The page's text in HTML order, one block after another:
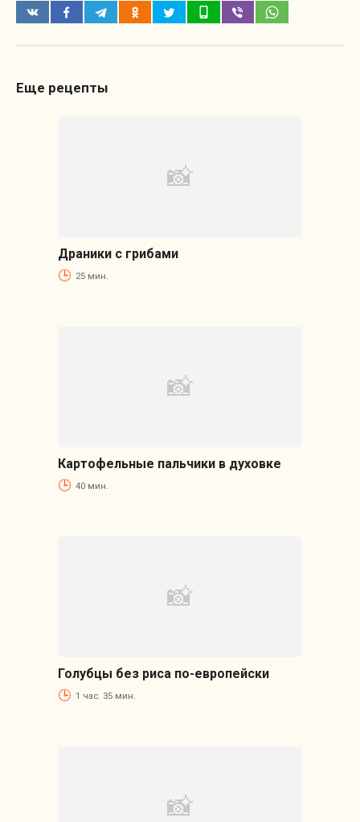
Еще рецепты
Драники с грибами
25 мин.
Картофельные пальчики в духовке
40 мин.
Голубцы без риса по-европейски
1 час. 35 мин.